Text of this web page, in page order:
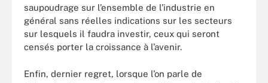
saupoudrage sur l’ensemble de l’industrie en
général sans réelles indications sur les secteurs
sur lesquels il faudra investir, ceux qui seront
censés porter la croissance à l’avenir.
Enfin, dernier regret, lorsque l’on parle de